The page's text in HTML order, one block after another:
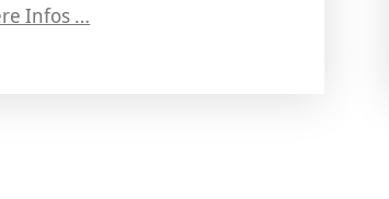
Infos …